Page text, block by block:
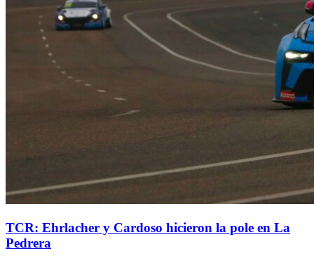
TCR: Ehrlacher y Cardoso hicieron la pole en La
Pedrera